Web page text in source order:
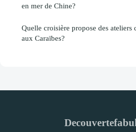
en mer de Chine?
Quelle croisière propose des ateliers
aux Caraïbes?